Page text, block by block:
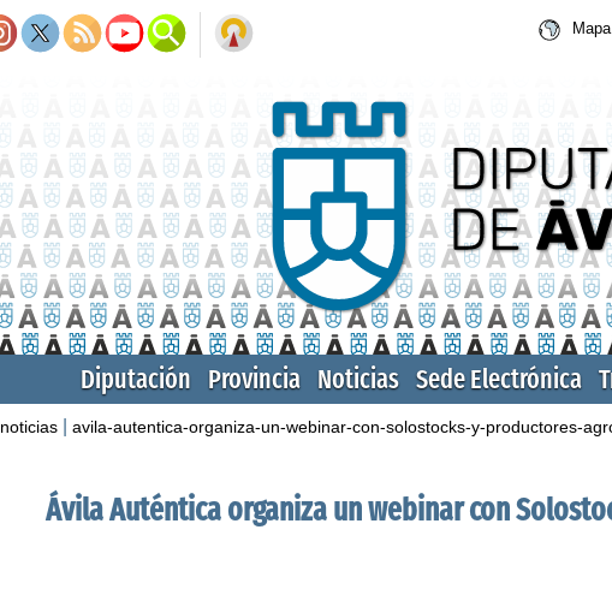
Diputación Provincia Noticias Sede Electrónica
noticias avila-autentica-organiza-un-webinar-con-solostocks-y-productores-
Ávila Auténtica organiza un webinar con